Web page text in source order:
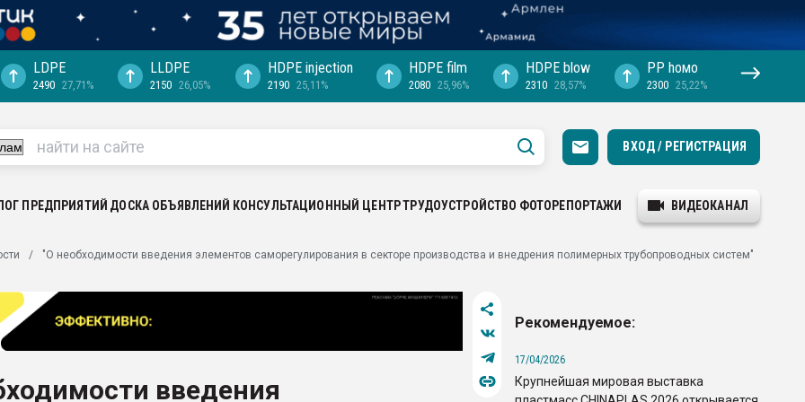
выходит на
рынке
LDPE
2490 27,71%
LLDPE
2150 26,05%
HDPE injection
2190 25,11%
HDPE film
2080 25,96%
HDPE blow
2310 28,57%
PP hомо
2300 25,22%
ВХОД / РЕГИСТРАЦИЯ
ПРЕДПРИЯТИЙ ДОСКА ОБЪЯВЛЕНИЙ КОНСУЛЬТАЦИОННЫЙ ЦЕНТРТРУДОУСТРОЙСТВО ФОТОРЕПОРТАЖИ ВИДЕОКАНАЛ
"О необходимости введения элементов саморегулирования в секторе производства и внедрения полимерных трубопроводных систем"
введения
Рекомендуемое:
17/04/2026
Крупнейшая мировая выставка